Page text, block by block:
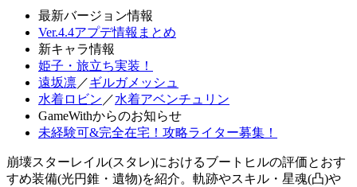
最新バージョン情報
Ver.4.4アプデ情報まとめ
新キャラ情報
姫子・旅立ち実装！
遠坂凛／ギルガメッシュ
水着ロビン ／水着アベンチュリン
GameWithからのお知らせ
未経験可&完全在宅！攻略ライター募集！
崩壊スターレイル(スタレ)におけるブートヒルの評価とおす
すめ装備(光円錐・遺物)を紹介。軌跡やスキル・星魂(凸)や